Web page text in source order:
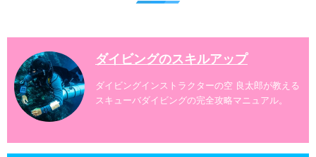
ダイビングのスキルアップ
ダイビングインストラクターの空 良太郎が教える
スキューバダイビングの完全攻略マニュアル。